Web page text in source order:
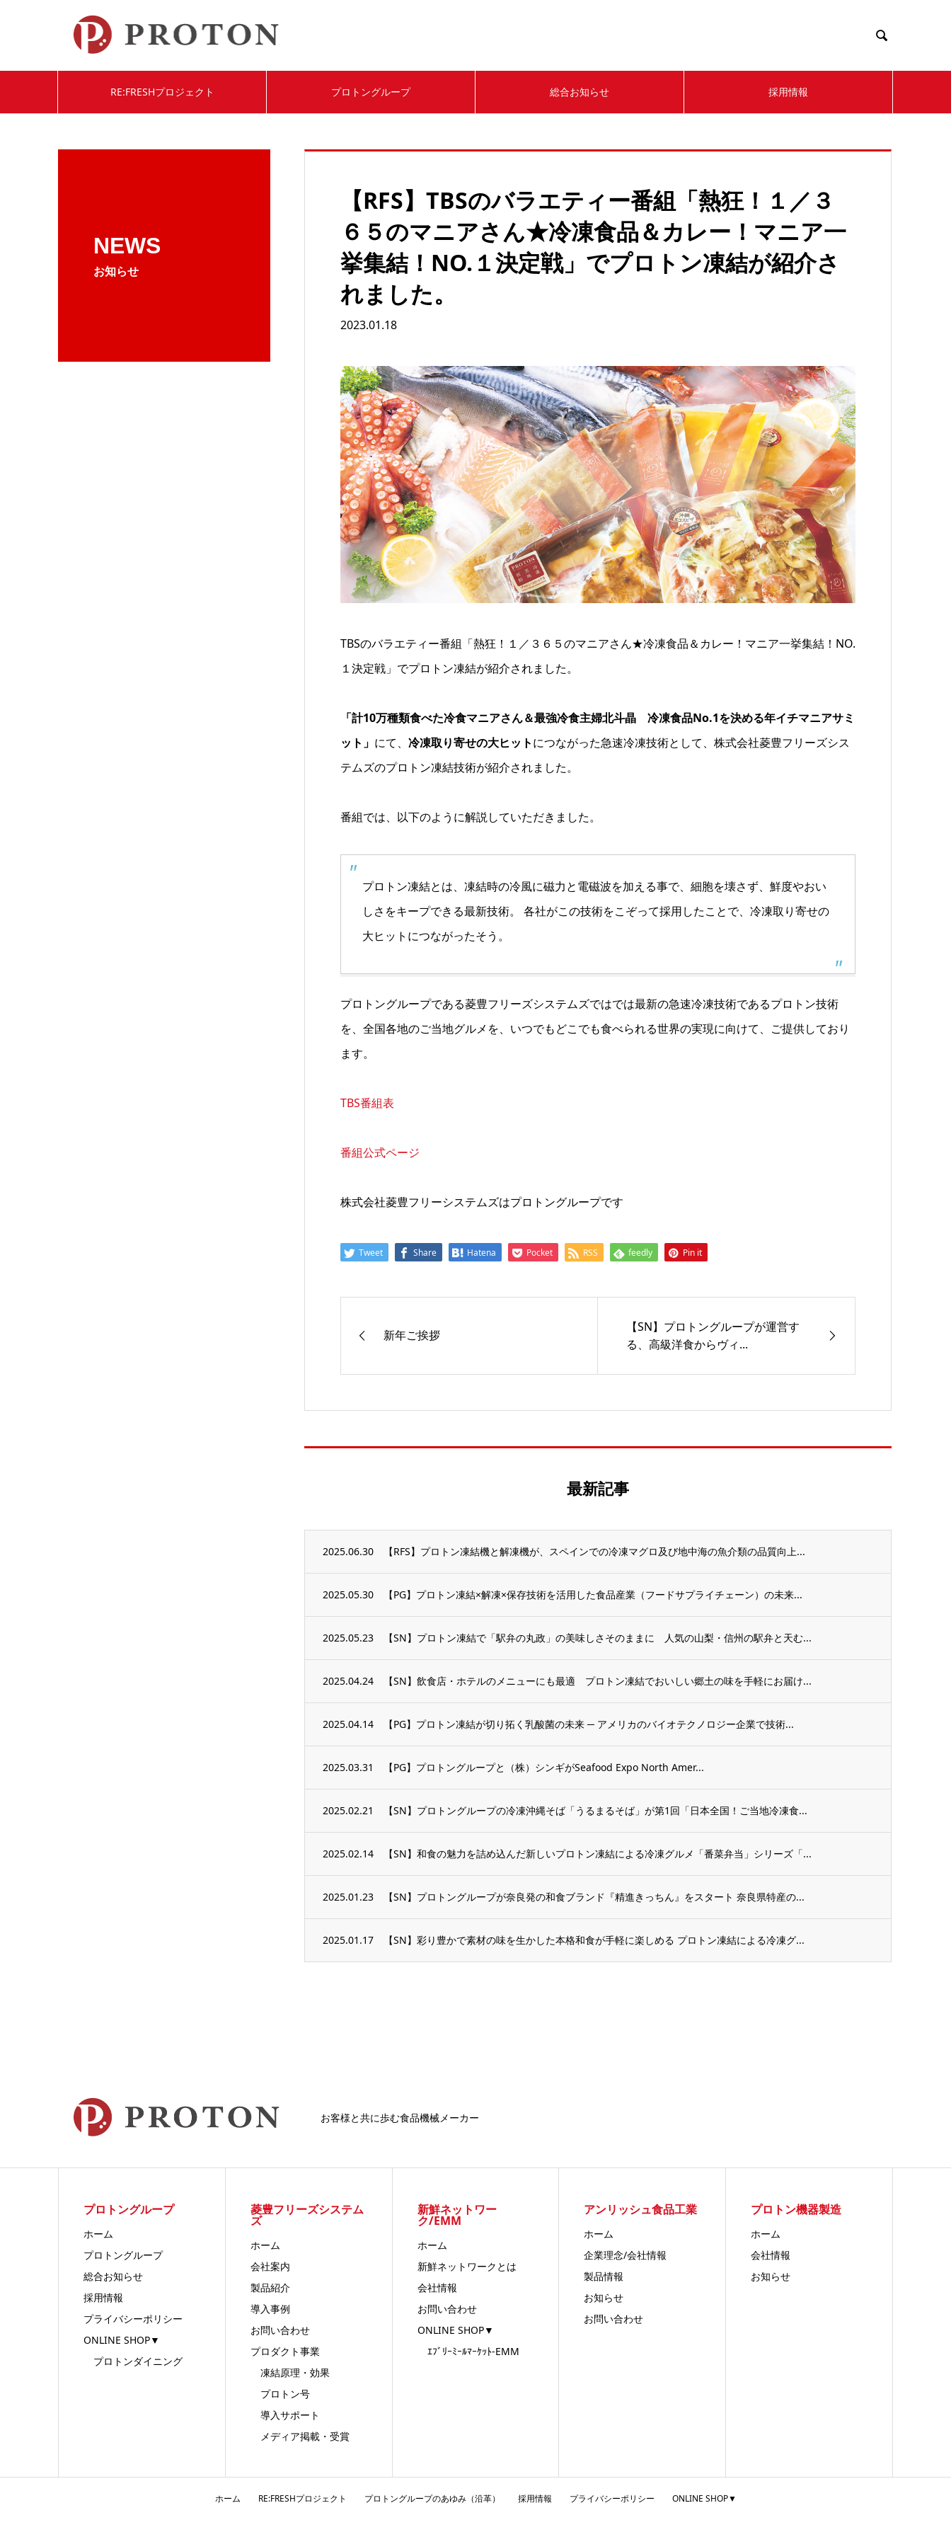

RE:FRESHプロジェクト プロトングループ 総合お知らせ 採用情報
NEWS
お知らせ
【RFS】TBSのバラエティー番組「熱狂！１／３
６５のマニアさん★冷凍食品＆カレー！マニア一
挙集結！NO.１決定戦」でプロトン凍結が紹介さ
れました。
2023.01.18
TBSのバラエティー番組「熱狂！１／３６５のマニアさん★冷凍食品＆カレー！マニア一挙集結！NO.
１決定戦」でプロトン凍結が紹介されました。
「計10万種類食べた冷食マニアさん＆最強冷食主婦北斗晶 冷凍食品No.1を決める年イチマニアサミ
ット」 にて、 冷凍取り寄せの大ヒットにつながった急速冷凍技術として、株式会社菱豊フリーズシス
テムズのプロトン凍結技術が紹介されました。
番組では、以下のように解説していただきました。
プロトン凍結とは、凍結時の冷風に磁力と電磁波を加える事で、細胞を壊さず、鮮度やおい
しさをキープできる最新技術。 各社がこの技術をこぞって採用したことで、冷凍取り寄せの
大ヒットにつながったそう。
プロトングループである菱豊フリーズシステムズではでは最新の急速冷凍技術であるプロトン技術
を、全国各地のご当地グルメを、いつでもどこでも食べられる世界の実現に向けて、ご提供しており
ます。
TBS番組表
番組公式ページ
株式会社菱豊フリーシステムズはプロトングループです
Tweet Share Hatena Pocket RSS feedly Pin it
新年ご挨拶
【SN】プロトングループが運営す
る、高級洋食からヴィ...
最新記事
2025.06.30 【RFS】プロトン凍結機と解凍機が、スペインでの冷凍マグロ及び地中海の魚介類の品質向上...
2025.05.30 【PG】プロトン凍結×解凍×保存技術を活用した食品産業（フードサプライチェーン）の未来...
2025.05.23 【SN】プロトン凍結で「駅弁の丸政」の美味しさそのままに 人気の山梨・信州の駅弁と天む...
2025.04.24 【SN】飲食店・ホテルのメニューにも最適 プロトン凍結でおいしい郷土の味を手軽にお届け...
2025.04.14 【PG】プロトン凍結が切り拓く乳酸菌の未来 ─ アメリカのバイオテクノロジー企業で技術...
2025.03.31 【PG】プロトングループと（株）シンギがSeafood Expo North Amer...
2025.02.21 【SN】プロトングループの冷凍沖縄そば「うるまるそば」が第1回「日本全国！ご当地冷凍食...
2025.02.14 【SN】和食の魅力を詰め込んだ新しいプロトン凍結による冷凍グルメ「番菜弁当」シリーズ「...
2025.01.23 【SN】プロトングループが奈良発の和食ブランド『精進きっちん』をスタート 奈良県特産の...
2025.01.17 【SN】彩り豊かで素材の味を生かした本格和食が手軽に楽しめる プロトン凍結による冷凍グ...
お客様と共に歩む食品機械メーカー
プロトングループ
ホーム
プロトングループ
総合お知らせ
採用情報
プライバシーポリシー
ONLINE SHOP▼
プロトンダイニング
菱豊フリーズシステム
ズ
ホーム
会社案内
製品紹介
導入事例
お問い合わせ
プロダクト事業
凍結原理・効果
プロトン号
導入サポート
メディア掲載・受賞
新鮮ネットワー
ク/EMM
ホーム
新鮮ネットワークとは
会社情報
お問い合わせ
ONLINE SHOP▼
ｴﾌﾞﾘｰﾐｰﾙﾏｰｹｯﾄ-EMM
アンリッシュ食品工業
ホーム
企業理念/会社情報
製品情報
お知らせ
お問い合わせ
プロトン機器製造
ホーム
会社情報
お知らせ
ホーム RE:FRESHプロジェクト プロトングループのあゆみ（沿革） 採用情報 プライバシーポリシー ONLINE SHOP▼